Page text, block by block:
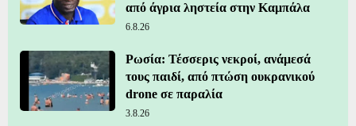
από άγρια ληστεία στην Καμπάλα
6.8.26
Ρωσία: Τέσσερις νεκροί, ανάμεσά
τους παιδί, από πτώση ουκρανικού
drone σε παραλία
3.8.26